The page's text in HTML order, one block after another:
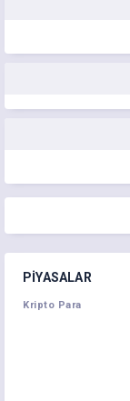
PIYASALAR
Kripto Para